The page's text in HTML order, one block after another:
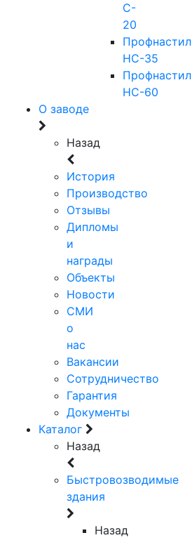
C-
20
Профнастил
НС-35
Профнастил
НС-60
О заводе
Назад
История
Производство
Отзывы
Дипломы
и
награды
Объекты
Новости
СМИ
о
нас
Вакансии
Сотрудничество
Гарантия
Документы
Каталог
Назад
Быстровозводимые
здания
Назад